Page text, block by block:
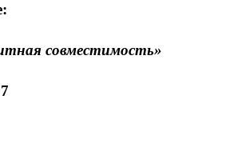
совместимость»